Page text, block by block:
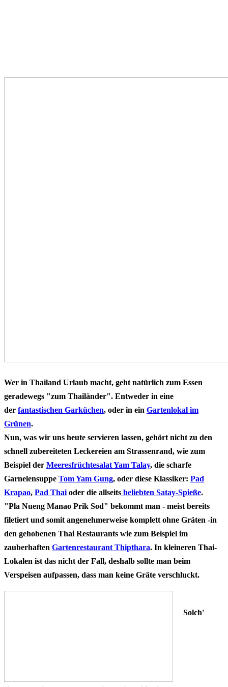
Wer in Thailand Urlaub macht, geht natürlich zum Essen
geradewegs "zum Thailänder". Entweder in eine
der fantastischen Garküchen, oder in ein Gartenlokal im
Grünen.
Nun, was wir uns heute servieren lassen, gehört nicht zu den
schnell zubereiteten Leckereien am Strassenrand, wie zum
Beispiel der Meeresfrüchtesalat Yam Talay, die scharfe
Garnelensuppe Tom Yam Gung, oder diese Klassiker: Pad
Krapao, Pad Thai oder die allseits beliebten Satay-Spieße.
"Pla Nueng Manao Prik Sod" bekommt man - meist bereits
filetiert und somit angenehmerweise komplett ohne Gräten -in
den gehobenen Thai Restaurants wie zum Beispiel im
zauberhaften Gartenrestaurant Thipthara. In kleineren Thai-
Lokalen ist das nicht der Fall, deshalb sollte man beim
Verspeisen aufpassen, dass man keine Gräte verschluckt.
Solch'